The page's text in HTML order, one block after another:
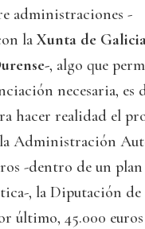
administraciones -
la Xunta de
, algo que
necesaria, es
hacer realidad el
Administración
-dentro de un
, la Diputación de
último, 45.000 euros